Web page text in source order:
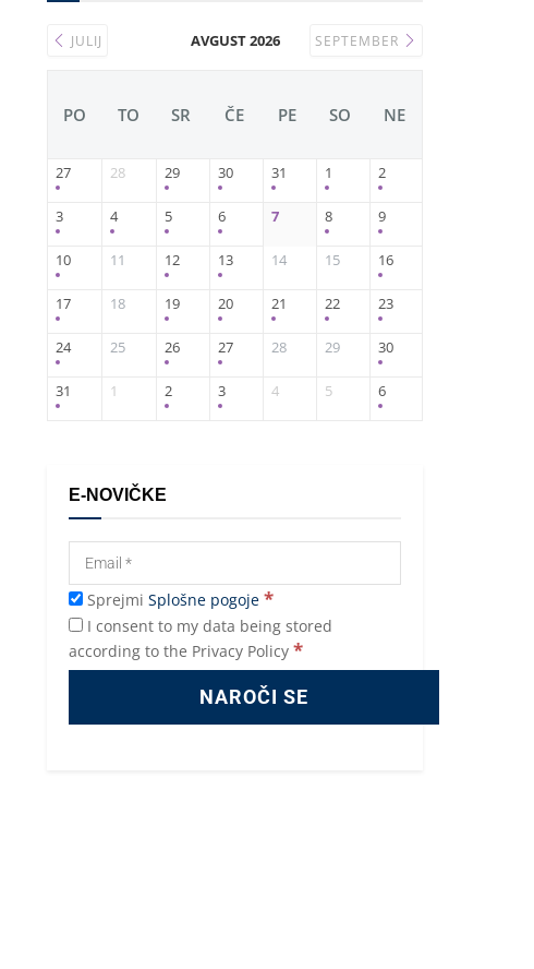
JULIJ AVGUST 2026 SEPTEMBER
PO TO SR ČE PE SO NE
27 28 29 30 31 1 2
3 4 5 6 7 8 9
10 11 12 13 14 15 16
17 18 19 20 21 22 23
24 25 26 27 28 29 30
31 1 2 3 4 5 6
E-NOVIČKE
Sprejmi Splošne pogoje *
I consent to my data being stored
according to the Privacy Policy *